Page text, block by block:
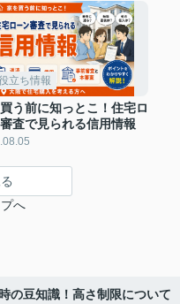
立ち情報
う前に知っとこ！住宅ロ
査で見られる信用情報
へ
の豆知識！高さ制限について